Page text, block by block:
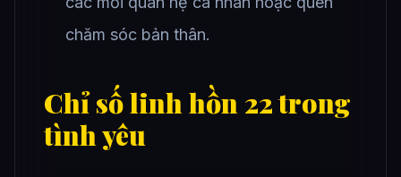
chăm sóc bản thân.
Chỉ số linh hồn 22 trong
tình yêu